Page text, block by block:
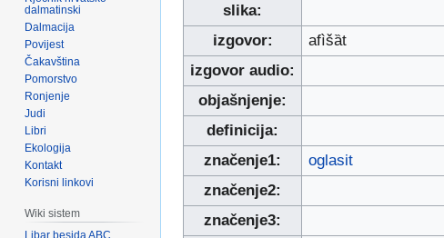
slika:
izgovor:
afìšȁt
izgovor audio:
objašnjenje:
definicija:
značenje1:
oglasit
značenje2:
značenje3:
dalmatinski
Dalmacija
Povijest
Čakavština
Pomorstvo
Ronjenje
Judi
Libri
Ekologija
Kontakt
Korisni linkovi
Wiki sistem
Libar besida ABC